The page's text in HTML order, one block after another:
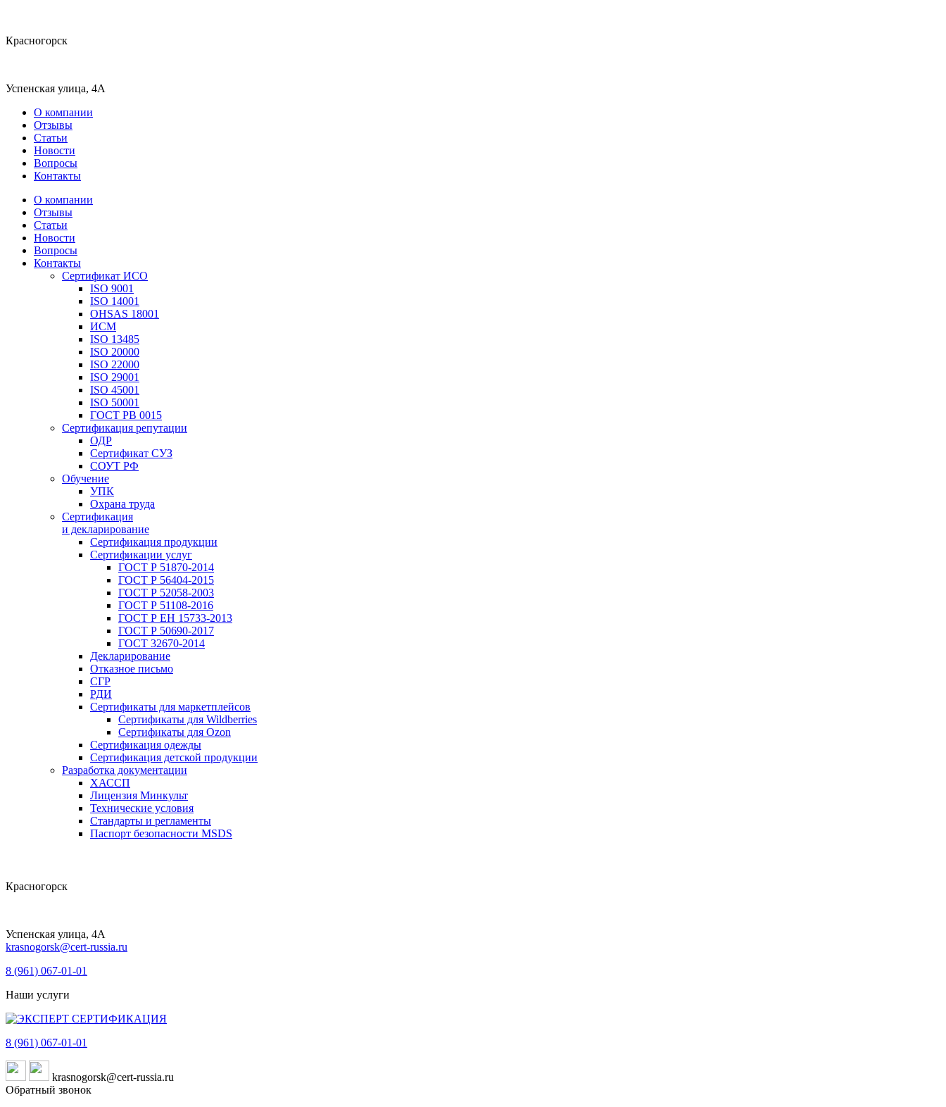
Красногорск
Успенская улица, 4А
О компании
Отзывы
Статьи
Новости
Вопросы
Контакты
О компании
Отзывы
Статьи
Новости
Вопросы
Контакты
Сертификат ИСО
ISO 9001
ISO 14001
OHSAS 18001
ИСМ
ISO 13485
ISO 20000
ISO 22000
ISO 29001
ISO 45001
ISO 50001
ГОСТ РВ 0015
Сертификация репутации
ОДР
Сертификат СУЗ
СОУТ РФ
Обучение
УПК
Охрана труда
Сертификация
и декларирование
Сертификация продукции
Сертификации услуг
ГОСТ Р 51870-2014
ГОСТ Р 56404-2015
ГОСТ Р 52058-2003
ГОСТ Р 51108-2016
ГОСТ Р ЕН 15733-2013
ГОСТ Р 50690-2017
ГОСТ 32670-2014
Декларирование
Отказное письмо
СГР
РДИ
Сертификаты для маркетплейсов
Сертификаты для Wildberries
Сертификаты для Ozon
Сертификация одежды
Сертификация детской продукции
Разработка документации
ХАССП
Лицензия Минкульт
Технические условия
Стандарты и регламенты
Паспорт безопасности MSDS
Красногорск
Успенская улица, 4А
krasnogorsk@cert-russia.ru
8 (961) 067-01-01
Наши услуги
8 (961) 067-01-01
krasnogorsk@cert-russia.ru
Обратный звонок